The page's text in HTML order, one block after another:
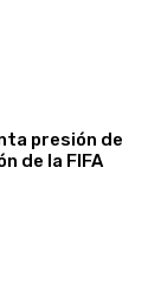
presión de
de la FIFA